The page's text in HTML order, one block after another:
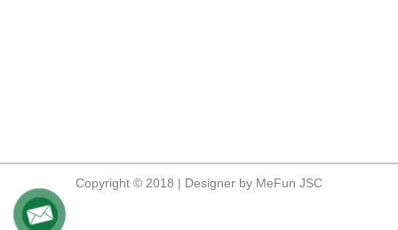
Copyright © 2018 | Designer by MeFun JSC